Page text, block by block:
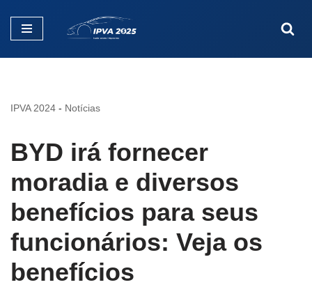
Pular
IPVA 2024 - Notícias
BYD irá fornecer
moradia e diversos
benefícios para seus
funcionários: Veja os
benefícios